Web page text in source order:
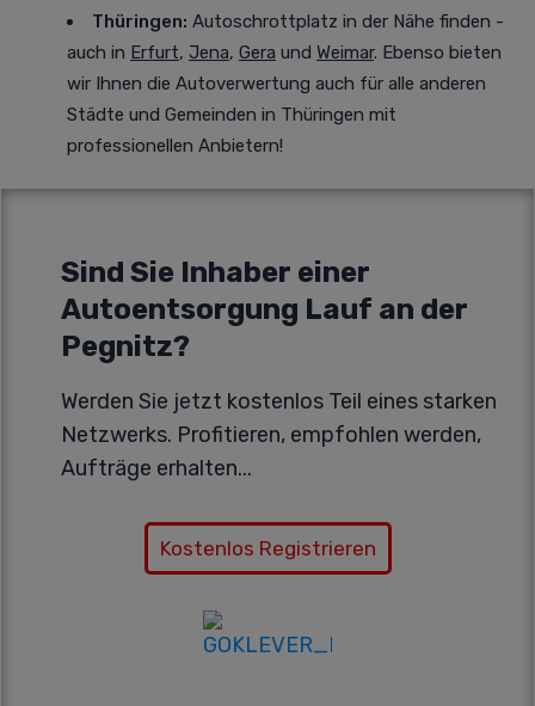
Thüringen: Autoschrottplatz in der Nähe finden -
auch in Erfurt, Jena, Gera und Weimar. Ebenso bieten
wir Ihnen die Autoverwertung auch für alle anderen
Städte und Gemeinden in Thüringen mit
professionellen Anbietern!
Sind Sie Inhaber einer
Autoentsorgung Lauf an der
Pegnitz?
Werden Sie jetzt kostenlos Teil eines starken
Netzwerks. Profitieren, empfohlen werden,
Aufträge erhalten...
Kostenlos Registrieren